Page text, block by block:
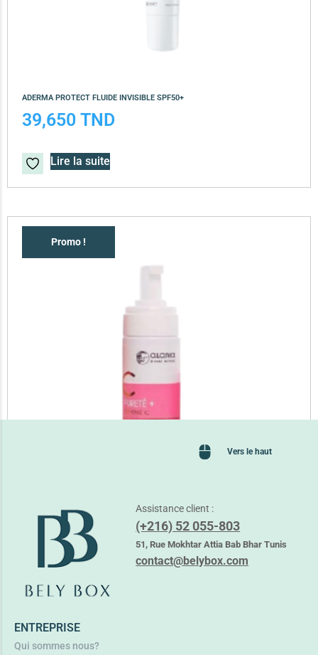
Promo !
ALANIA PURETE + VIT C MOUSSE NETTOYANTE
TND 27,750TND
Ajouter au panier
ADERMA PROTECT FLUIDE INVISIBLE SPF50+
39,650 TND
Lire la suite
Vers le haut
Assistance client :
(+216) 52 055-803
51, Rue Mokhtar Attia Bab Bhar Tunis
contact@belybox.com
ENTREPRISE
Qui sommes nous?